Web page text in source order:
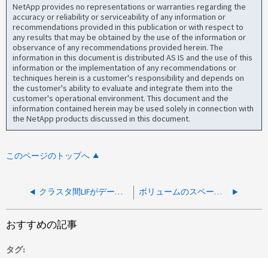
NetApp provides no representations or warranties regarding the
accuracy or reliability or serviceability of any information or
recommendations provided in this publication or with respect to
any results that may be obtained by the use of the information or
observance of any recommendations provided herein. The
information in this document is distributed AS IS and the use of this
information or the implementation of any recommendations or
techniques herein is a customer's responsibility and depends on
the customer's ability to evaluate and integrate them into the
customer's operational environment. This document and the
information contained herein may be used solely in connection with
the NetApp products discussed in this document.
このページのトップへ
クラスタ間LIFがデータ接続に使用されている場合にNDMPバックアップが失敗する ボリュームのスペース不足が原因で NDMP バックアップに失敗します
おすすめの記事
タグ